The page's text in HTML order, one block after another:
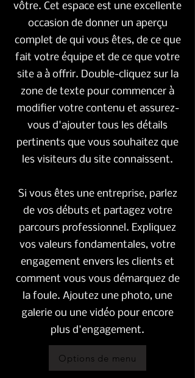
vôtre. Cet espace est une excellente
occasion de donner un aperçu
complet de qui vous êtes, de ce que
fait votre équipe et de ce que votre
site a à offrir. Double-cliquez sur la
zone de texte pour commencer à
modifier votre contenu et assurez-
vous d'ajouter tous les détails
pertinents que vous souhaitez que
les visiteurs du site connaissent.
Si vous êtes une entreprise, parlez
de vos débuts et partagez votre
parcours professionnel. Expliquez
vos valeurs fondamentales, votre
engagement envers les clients et
comment vous vous démarquez de
la foule. Ajoutez une photo, une
galerie ou une vidéo pour encore
plus d'engagement.
Options de menu